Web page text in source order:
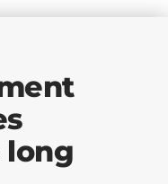
long